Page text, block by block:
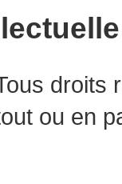
droits
ou en